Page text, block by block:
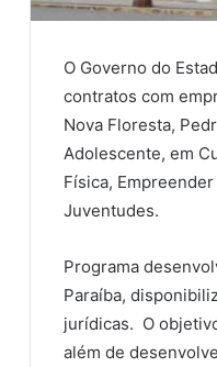
O Governo do
contratos com
Nova Floresta,
Adolescente, em
Física,
Juventudes.
Programa
Paraíba,
jurídicas. O
além de